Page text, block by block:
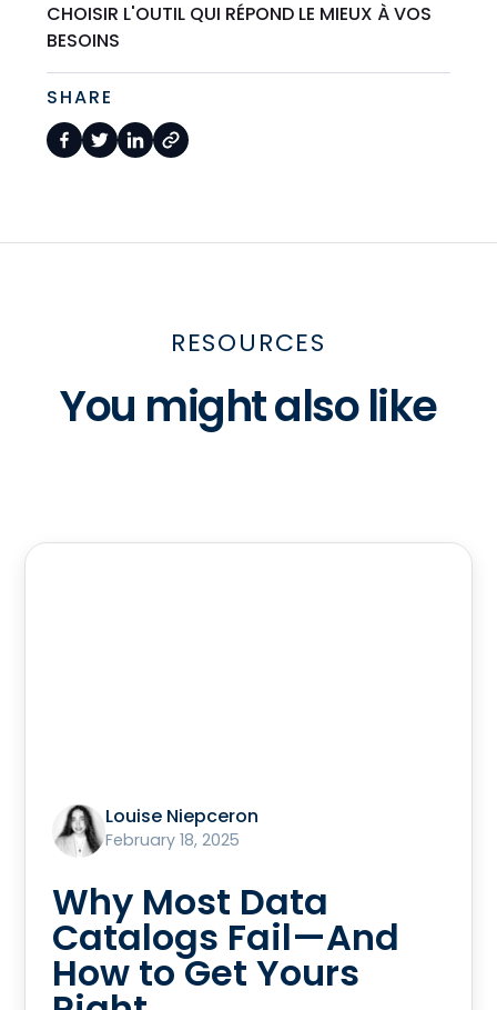
CHOISIR L'OUTIL QUI RÉPOND LE MIEUX À VOS
BESOINS
SHARE
RESOURCES
You might also like
Louise Niepceron
February 18, 2025
Why Most Data
Catalogs Fail—And
How to Get Yours